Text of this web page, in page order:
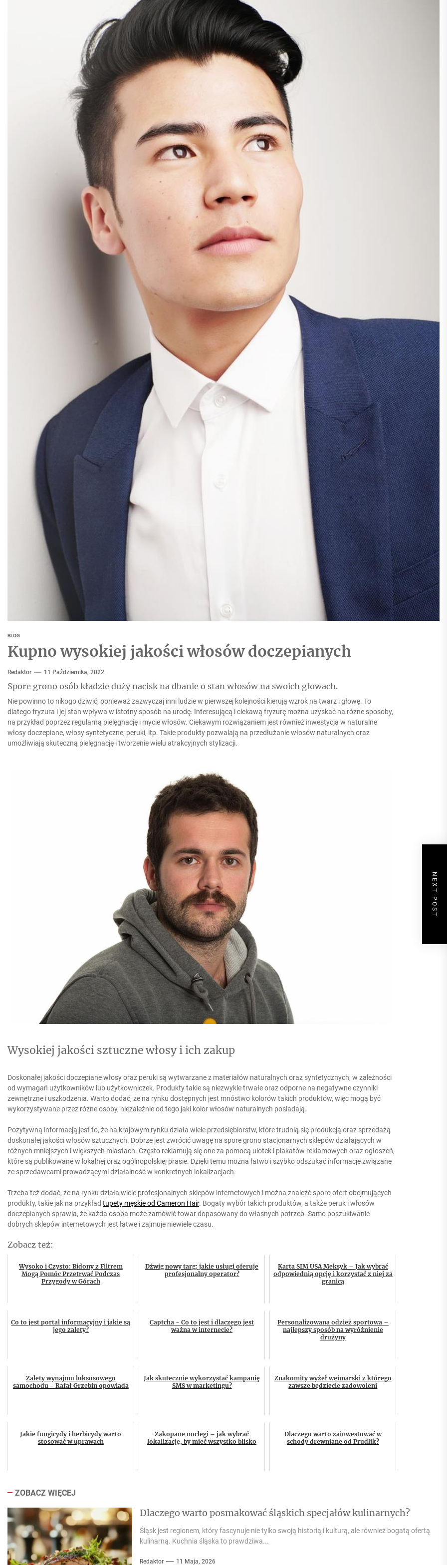
BLOG
Kupno wysokiej jakości włosów doczepianych
Redaktor 11 Października, 2022
Spore grono osób kładzie duży nacisk na dbanie o stan włosów na swoich głowach.
Nie powinno to nikogo dziwić, ponieważ zazwyczaj inni ludzie w pierwszej kolejności kierują wzrok na twarz i głowę. To
dlatego fryzura i jej stan wpływa w istotny sposób na urodę. Interesującą i ciekawą fryzurę można uzyskać na różne sposoby,
na przykład poprzez regularną pielęgnację i mycie włosów. Ciekawym rozwiązaniem jest również inwestycja w naturalne
włosy doczepiane, włosy syntetyczne, peruki, itp. Takie produkty pozwalają na przedłużanie włosów naturalnych oraz
umożliwiają skuteczną pielęgnację i tworzenie wielu atrakcyjnych stylizacji.
Wysokiej jakości sztuczne włosy i ich zakup
Doskonałej jakości doczepiane włosy oraz peruki są wytwarzane z materiałów naturalnych oraz syntetycznych, w zależności
od wymagań użytkowników lub użytkowniczek. Produkty takie są niezwykle trwałe oraz odporne na negatywne czynniki
zewnętrzne i uszkodzenia. Warto dodać, że na rynku dostępnych jest mnóstwo kolorów takich produktów, więc mogą być
wykorzystywane przez różne osoby, niezależnie od tego jaki kolor włosów naturalnych posiadają.
Pozytywną informacją jest to, że na krajowym rynku działa wiele przedsiębiorstw, które trudnią się produkcją oraz sprzedażą
doskonałej jakości włosów sztucznych. Dobrze jest zwrócić uwagę na spore grono stacjonarnych sklepów działających w
różnych mniejszych i większych miastach. Często reklamują się one za pomocą ulotek i plakatów reklamowych oraz ogłoszeń,
które są publikowane w lokalnej oraz ogólnopolskiej prasie. Dzięki temu można łatwo i szybko odszukać informacje związane
ze sprzedawcami prowadzącymi działalność w konkretnych lokalizacjach.
Trzeba też dodać, że na rynku działa wiele profesjonalnych sklepów internetowych i można znaleźć sporo ofert obejmujących
produkty, takie jak na przykład tupety męskie od Cameron Hair. Bogaty wybór takich produktów, a także peruk i włosów
doczepianych sprawia, że każda osoba może zamówić towar dopasowany do własnych potrzeb. Samo poszukiwanie
dobrych sklepów internetowych jest łatwe i zajmuje niewiele czasu.
Zobacz też:
Wysoko i Czysto: Bidony z Filtrem
Mogą Pomóc Przetrwać Podczas
Przygody w Górach
Dźwig nowy targ: jakie usługi oferuje
profesjonalny operator?
Karta SIM USA Meksyk – Jak wybrać
odpowiednią opcję i korzystać z niej za
granicą
Co to jest portal informacyjny i jakie są
jego zalety?
Captcha - Co to jest i dlaczego jest
ważna w internecie?
Personalizowana odzież sportowa –
najlepszy sposób na wyróżnienie
drużyny
Zalety wynajmu luksusowego
samochodu - Rafał Grzebin opowiada
Jak skutecznie wykorzystać kampanię
SMS w marketingu?
Znakomity wyżeł weimarski z którego
zawsze będziecie zadowoleni
Jakie fungicydy i herbicydy warto
stosować w uprawach
Zakopane noclegi – jak wybrać
lokalizację, by mieć wszystko blisko
Dlaczego warto zainwestować w
schody drewniane od Prudlik?
NEXT POST
ZOBACZ WIĘCEJ
Dlaczego warto posmakować śląskich specjałów kulinarnych?
Śląsk jest regionem, który fascynuje nie tylko swoją historią i kulturą, ale również bogatą ofertą
kulinarną. Kuchnia śląska to prawdziwa...
Redaktor 11 Maja, 2026